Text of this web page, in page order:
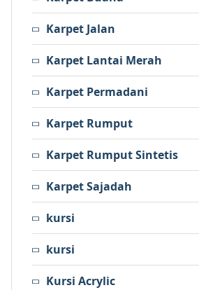
Karpet Jalan
Karpet Lantai Merah
Karpet Permadani
Karpet Rumput
Karpet Rumput Sintetis
Karpet Sajadah
kursi
kursi
Kursi Acrylic